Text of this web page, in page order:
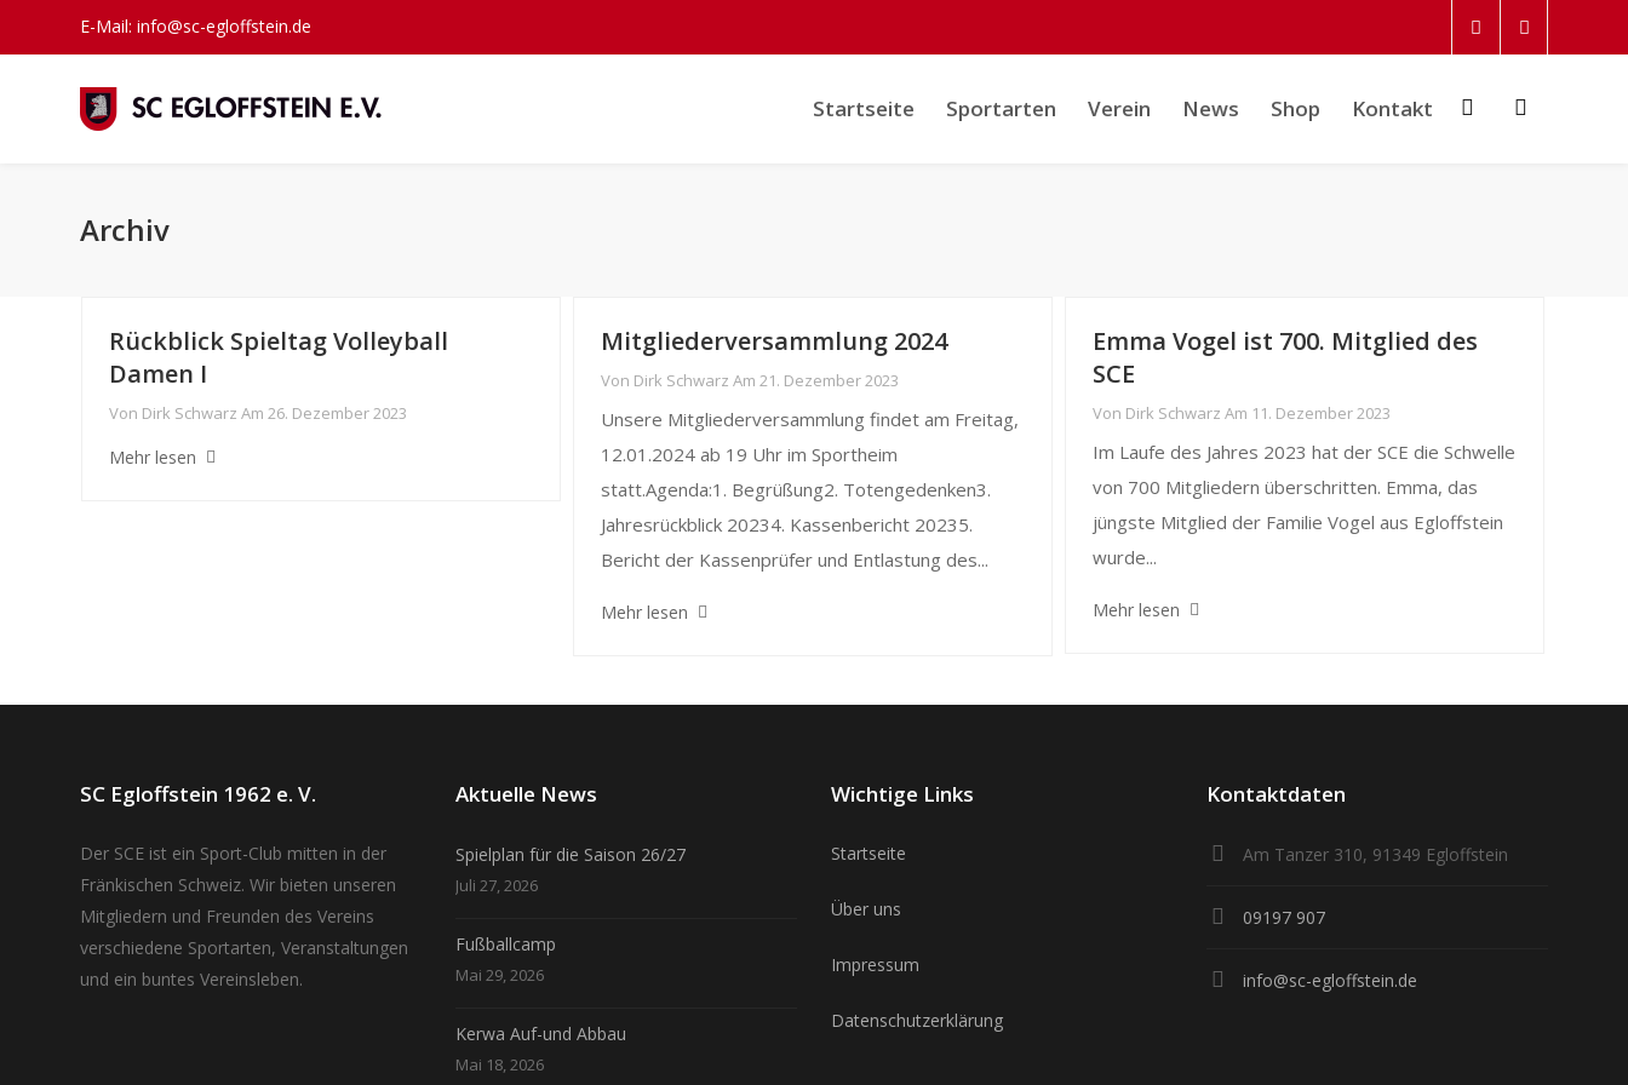
E-Mail: info@sc-egloffstein.de
Startseite Sportarten Verein News Shop Kontakt
Archiv
Rückblick Spieltag Volleyball
Damen I
Von Dirk Schwarz Am 26. Dezember 2023
Mehr lesen
Mitgliederversammlung 2024
Von Dirk Schwarz Am 21. Dezember 2023
Unsere Mitgliederversammlung findet am Freitag,
12.01.2024 ab 19 Uhr im Sportheim
statt.Agenda:1. Begrüßung2. Totengedenken3.
Jahresrückblick 20234. Kassenbericht 20235.
Bericht der Kassenprüfer und Entlastung des...
Mehr lesen
Emma Vogel ist 700. Mitglied des
SCE
Von Dirk Schwarz Am 11. Dezember 2023
Im Laufe des Jahres 2023 hat der SCE die Schwelle
von 700 Mitgliedern überschritten. Emma, das
jüngste Mitglied der Familie Vogel aus Egloffstein
wurde...
Mehr lesen
SC Egloffstein 1962 e. V.
Der SCE ist ein Sport-Club mitten in der
Fränkischen Schweiz. Wir bieten unseren
Mitgliedern und Freunden des Vereins
verschiedene Sportarten, Veranstaltungen
und ein buntes Vereinsleben.
Aktuelle News
Spielplan für die Saison 26/27
Juli 27, 2026
Fußballcamp
Mai 29, 2026
Kerwa Auf-und Abbau
Mai 18, 2026
Wichtige Links
Startseite
Über uns
Impressum
Datenschutzerklärung
Kontaktdaten
Am Tanzer 310, 91349 Egloffstein
09197 907
info@sc-egloffstein.de